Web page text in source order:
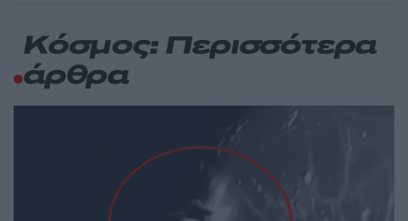
Κόσμος: Περισσότερα
άρθρα